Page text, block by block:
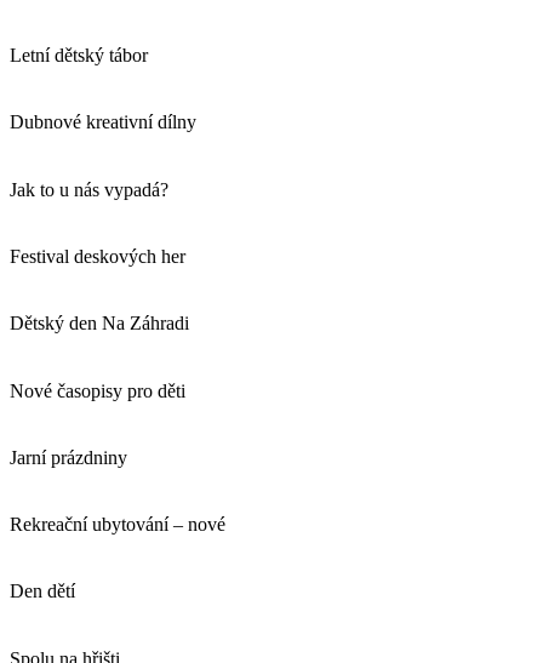
Letní dětský tábor
Dubnové kreativní dílny
Jak to u nás vypadá?
Festival deskových her
Dětský den Na Záhradi
Nové časopisy pro děti
Jarní prázdniny
Rekreační ubytování – nové
Den dětí
Spolu na hřišti